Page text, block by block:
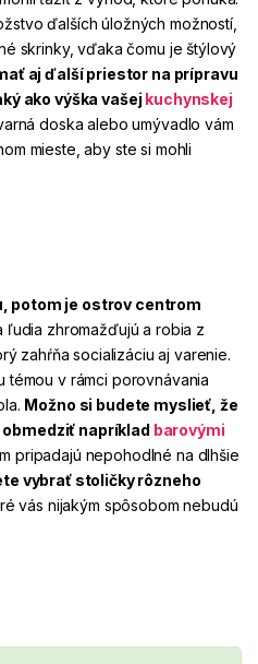
ďalších úložných možností,
skrinky, vďaka čomu je štýlový
aj ďalší priestor na prípravu
ako výška vašej kuchynskej
doska alebo umývadlo vám
mieste, aby ste si mohli
potom je ostrov centrom
ľudia zhromažďujú a robia z
zahŕňa socializáciu aj varenie.
v rámci porovnávania
Možno si budete myslieť, že
napríklad barovými
pripadajú nepohodlné na dlhšie
vybrať stoličky rôzneho
vás nijakým spôsobom nebudú